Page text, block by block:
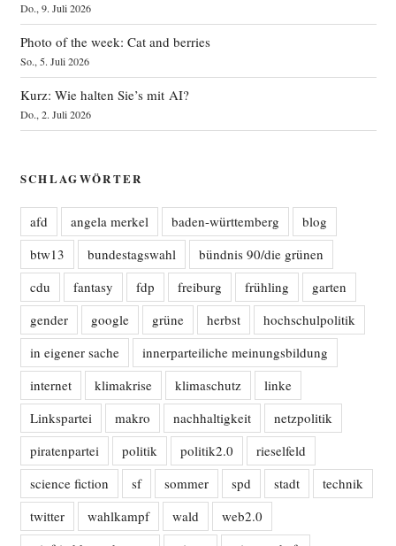
Do., 9. Juli 2026
Photo of the week: Cat and berries
So., 5. Juli 2026
Kurz: Wie halten Sie’s mit AI?
Do., 2. Juli 2026
SCHLAGWÖRTER
afd angela merkel baden-württemberg
blog
btw13
bundestagswahl
bündnis 90/die grünen
cdu
fantasy fdp freiburg frühling
garten
gender
google grüne herbst
hochschulpolitik
in eigener sache
innerparteiliche meinungsbildung
internet
klimakrise klimaschutz
linke
Linkspartei
makro nachhaltigkeit
netzpolitik
piratenpartei
politik politik2.0
rieselfeld
science fiction
sf sommer spd stadt
technik
twitter
wahlkampf wald
web2.0